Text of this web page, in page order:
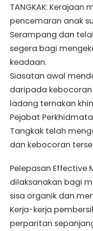
TANGKAK:
pencemaran anak
Serampang dan
segera bagi
keadaan.
Siasatan awal
daripada
ladang ternakan
Pejabat
Tangkak telah
dan kebocoran
Pelepasan Effective
dilaksanakan bagi
sisa organik dan
Kerja-kerja
perparitan